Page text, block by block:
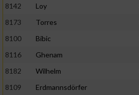
8142 Loy
8173
Torres
8100
Bibic
8116
Ghenam
8182
Wilhelm
8109
Erdmannsdörfer